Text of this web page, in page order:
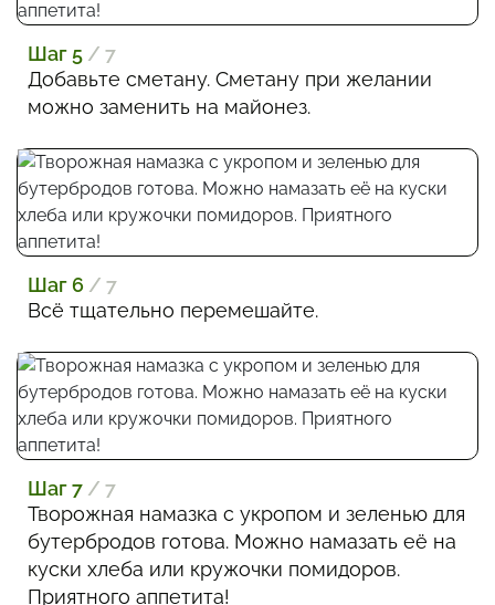
Шаг 5 / 7
Добавьте сметану. Сметану при желании
можно заменить на майонез.
Шаг 6 / 7
Всё тщательно перемешайте.
Шаг 7 / 7
Творожная намазка с укропом и зеленью для
бутербродов готова. Можно намазать её на
куски хлеба или кружочки помидоров.
Приятного аппетита!